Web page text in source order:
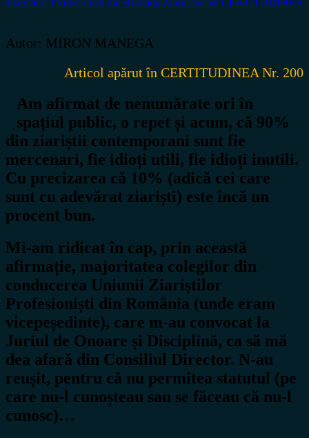
Ziariștilor Profesioniști din RomâniaZiarul fascist CERTITUDINEA
Autor: MIRON MANEGA
Articol apărut în CERTITUDINEA Nr. 200
Am afirmat de nenumărate ori în
spațiul public, o repet și acum, că 90%
din ziariștii contemporani sunt fie
mercenari, fie idioți utili, fie idioți inutili.
Cu precizarea că 10% (adică cei care
sunt cu adevărat ziariști) este încă un
procent bun.
Mi-am ridicat în cap, prin această
afirmație, majoritatea colegilor din
conducerea Uniunii Ziariștilor
Profesioniști din România (unde eram
vicepeședinte), care m-au convocat la
Juriul de Onoare și Disciplină, ca să mă
dea afară din Consiliul Director. N-au
reușit, pentru că nu permitea statutul (pe
care nu-l cunoșteau sau se făceau că nu-l
cunosc)…